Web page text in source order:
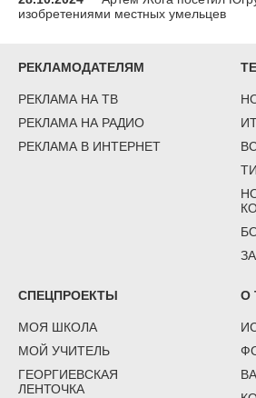
изобретениями местных умельцев
РЕКЛАМОДАТЕЛЯМ
РЕКЛАМА НА ТВ
РЕКЛАМА НА РАДИО
РЕКЛАМА В ИНТЕРНЕТ
СПЕЦПРОЕКТЫ
МОЯ ШКОЛА
МОЙ УЧИТЕЛЬ
ГЕОРГИЕВСКАЯ
ЛЕНТОЧКА
О